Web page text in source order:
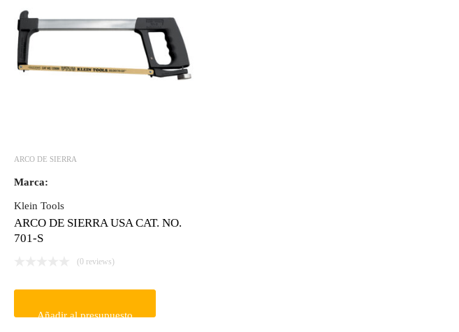
ARCO DE SIERRA
Marca:
Klein Tools
ARCO DE SIERRA USA CAT. NO.
701-S
(0 reviews)
Añadir al presupuesto